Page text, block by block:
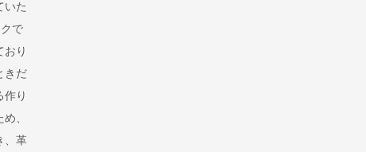
いた
で
おり
きだ
作り
、
、革